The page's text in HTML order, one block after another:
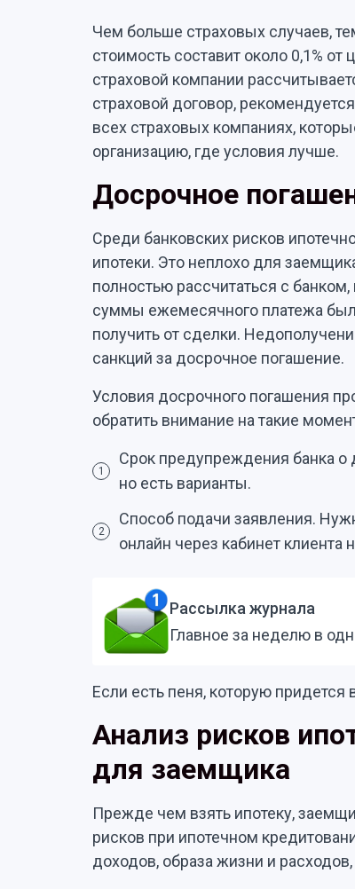
Чем больше страховых случаев,
стоимость составит около 0,1%
страховой компании
страховой договор,
всех страховых компаниях,
организацию, где условия лучше.
Досрочное
Среди банковских рисков
ипотеки. Это неплохо для
полностью рассчитаться с
суммы ежемесячного платежа
получить от сделки.
санкций за досрочное погашение.
Условия досрочного погашения
обратить внимание на такие
1
Срок предупреждения банка
но есть варианты.
2
Способ подачи заявления.
онлайн через кабинет клиента
Рассылка журнала
Главное за неделю в
Если есть пеня, которую придется
Анализ рисков
для заемщика
Прежде чем взять ипотеку,
рисков при ипотечном
доходов, образа жизни и